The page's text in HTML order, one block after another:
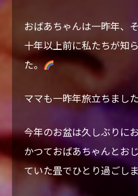
おばあちゃんは一昨年、
十年以上前に私たちが知
た。
ママも一昨年旅立ちました
今年のお盆は久しぶりに
かつておばあちゃんとお
ていた畳でひとり過ごしま